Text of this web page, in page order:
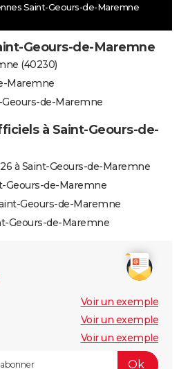
Saint-Geours-de-Maremne
Geours-de-Maremne
(40230)
Maremne
de-Maremne
à Saint-Geours-de-
à Saint-Geours-de-Maremne
Geours-de-Maremne
Geours-de-Maremne
Geours-de-Maremne
Voir un exemple
Voir un exemple
Voir un exemple